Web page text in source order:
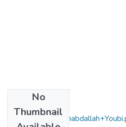
No
Thumbnail
Ms.ELN.Amar